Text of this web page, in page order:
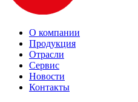
О компании
Продукция
Отрасли
Сервис
Новости
Контакты